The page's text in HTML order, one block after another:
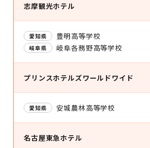
志摩観光ホテル
愛知県 豊明高等学校
岐阜県 岐阜各務野高等学校
プリンスホテルズワールドワイド
愛知県 安城農林高等学校
名古屋東急ホテル